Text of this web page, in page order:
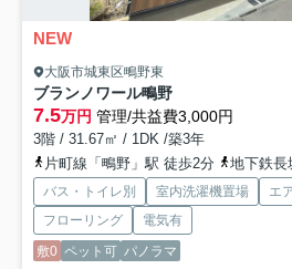
NEW
大阪市城東区鴫野東
ブランノワール鴫野
7.5万円 管理/共益費3,000円
3階 / 31.67㎡ / 1DK /築3年
片町線「鴫野」駅 徒歩2分
地下鉄長堀
バス・トイレ別 室内洗濯機置場 エ
フローリング
電気有
敷0 ペット可 パノラマ